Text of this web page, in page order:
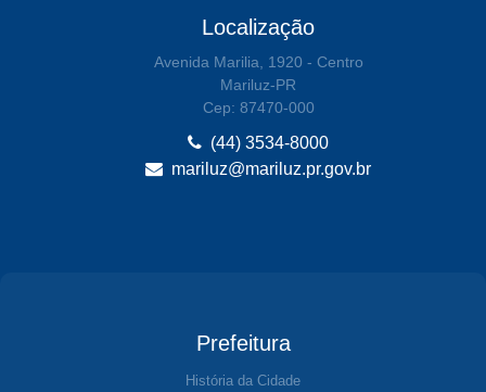
Localização
Avenida Marilia, 1920 - Centro
Mariluz-PR
Cep: 87470-000
(44) 3534-8000
mariluz@mariluz.pr.gov.br
Prefeitura
História da Cidade